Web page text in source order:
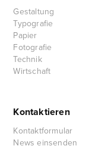
Gestaltung
Typografie
Papier
Fotografie
Technik
Wirtschaft
Kontaktieren
Kontaktformular
News einsenden